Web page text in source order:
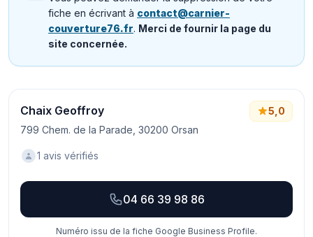
fiche en écrivant à contact@carnier-
couverture76.fr. Merci de fournir la page du
site concernée.
Chaix Geoffroy
799 Chem. de la Parade, 30200 Orsan
5,0
1 avis vérifiés
04 66 39 98 86
Numéro issu de la fiche Google Business Profile.